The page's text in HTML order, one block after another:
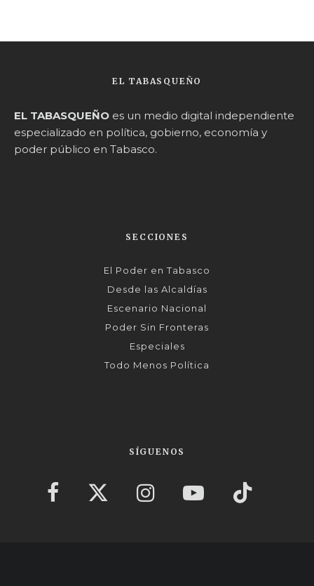
EL TABASQUEÑO
EL TABASQUEÑO es un medio digital independiente
especializado en política, gobierno, economía y
poder público en Tabasco.
SECCIONES
El Poder en Tabasco
Desde las Alcaldías
Escenario Nacional
Poder Sin Fronteras
Especiales
Todo Menos Política
SÍGUENOS